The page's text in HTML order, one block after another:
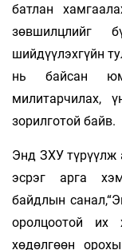
батлан
зөвшилцлийг
шийдүүлэхгүйн
нь байсан
милитарчилах,
зорилготой байв.
Энд ЗХУ түрүүлж
эсрэг арга
байдлын
оролцоотой их
хөдөлгөөн